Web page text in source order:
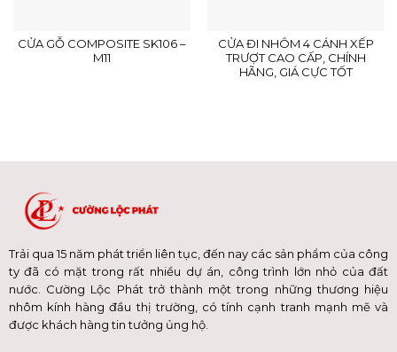
CỬA GỖ COMPOSITE SK106 –
M11
CỬA ĐI NHÔM 4 CÁNH XẾP
TRƯỢT CAO CẤP, CHÍNH
HÃNG, GIÁ CỰC TỐT
Trải qua 15 năm phát triển liên tục, đến nay các sản phẩm của công
ty đã có mặt trong rất nhiều dự án, công trình lớn nhỏ của đất
nước. Cường Lộc Phát trở thành một trong những thương hiệu
nhôm kính hàng đầu thị trường, có tính cạnh tranh mạnh mẽ và
được khách hàng tin tưởng ủng hộ.